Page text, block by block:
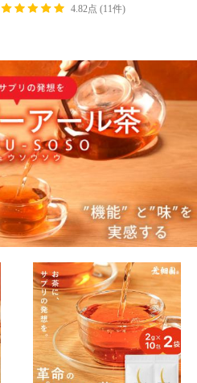
体重や内臓脂肪を減らし、高め
円（税込*）
料無
(1.0%)
4.67点 (172件)
レカ
auかんたん決済
フトバンクまとめて支払い・
イモバイルまとめて支払い
い